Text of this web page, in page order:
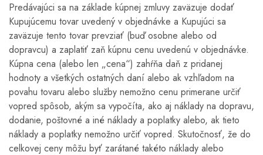
Predávajúci sa na základe kúpnej zmluvy zaväzuje dodať
Kupujúcemu tovar uvedený v objednávke a Kupujúci sa
zaväzuje tento tovar prevziať (buď osobne alebo od
dopravcu) a zaplatiť zaň kúpnu cenu uvedenú v objednávke.
Kúpna cena (alebo len „cena“) zahŕňa daň z pridanej
hodnoty a všetkých ostatných daní alebo ak vzhľadom na
povahu tovaru alebo služby nemožno cenu primerane určiť
vopred spôsob, akým sa vypočíta, ako aj náklady na dopravu,
dodanie, poštovné a iné náklady a poplatky alebo, ak tieto
náklady a poplatky nemožno určiť vopred. Skutočnosť, že do
celkovej ceny môžu byť zarátané takéto náklady alebo